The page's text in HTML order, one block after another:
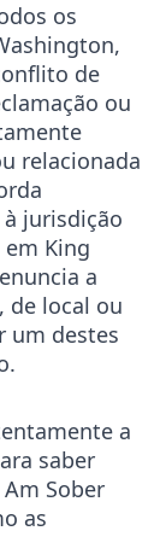
os
de
ou
relacionada
jurisdição
King
a
de local ou
um destes
a
saber
Sober
as